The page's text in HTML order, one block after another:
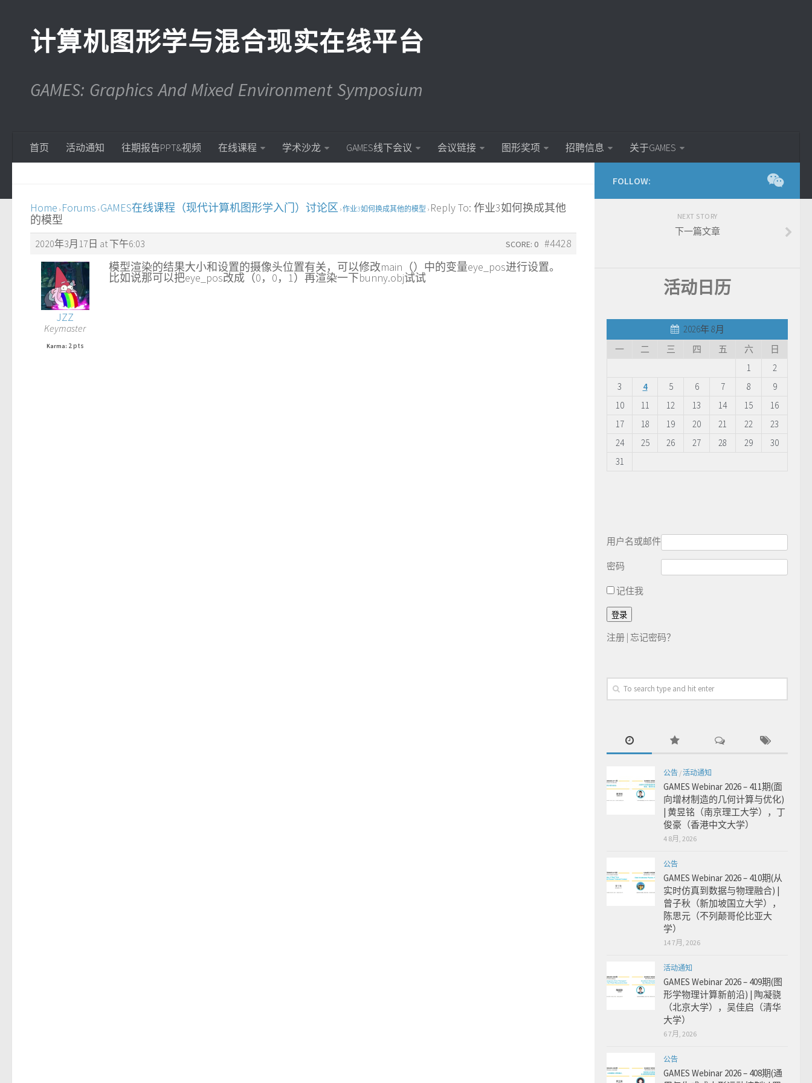
计算机图形学与混合现实在线平台
GAMES: Graphics And Mixed Environment Symposium
首页 活动通知 往期报告PPT&视频 在线课程 学术沙龙 GAMES线下会议 会议链接 图形奖项 招聘信息 关于GAMES
Home › Forums › GAMES在线课程（现代计算机图形学入门）讨论区 ›作业3如何换成其他的模型 › Reply To: 作业3如何换成其他
的模型
2020年3月17日 at 下午6:03 #4428
SCORE: 0
JZZ
Keymaster
Karma: 2 pts
模型渲染的结果大小和设置的摄像头位置有关，可以修改main（）中的变量eye_pos进行设置。
比如说那可以把eye_pos改成（0，0，1）再渲染一下bunny.obj试试
FOLLOW:
NEXT STORY
下一篇文章
活动日历
2026年 8月
一
二 三 四 五 六
日
1
2
3
4 5 6 7 8
9
10
11 12 13 14 15
16
17
18 19 20 21 22
23
24
25 26 27 28 29
30
31
用户名或邮件
密码
记住我
注册 | 忘记密码？
公告 /活动通知
GAMES Webinar 2026 – 411期(面
向增材制造的几何计算与优化)
| 黄昱铭（南京理工大学），丁
俊豪（香港中文大学）
4 8月, 2026
公告
GAMES Webinar 2026 – 410期(从
实时仿真到数据与物理融合) |
曾子秋（新加坡国立大学），
陈思元（不列颠哥伦比亚大
学）
14 7月, 2026
活动通知
GAMES Webinar 2026 – 409期(图
形学物理计算新前沿) | 陶凝骁
（北京大学），吴佳启（清华
大学）
6 7月, 2026
公告
GAMES Webinar 2026 – 408期(通